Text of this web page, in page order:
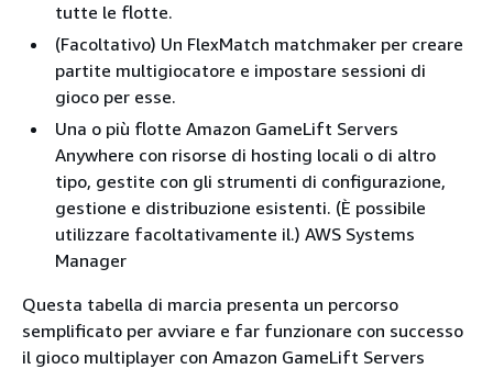
tutte le flotte.
(Facoltativo) Un FlexMatch matchmaker per creare
partite multigiocatore e impostare sessioni di
gioco per esse.
Una o più flotte Amazon GameLift Servers
Anywhere con risorse di hosting locali o di altro
tipo, gestite con gli strumenti di configurazione,
gestione e distribuzione esistenti. (È possibile
utilizzare facoltativamente il.) AWS Systems
Manager
Questa tabella di marcia presenta un percorso
semplificato per avviare e far funzionare con successo
il gioco multiplayer con Amazon GameLift Servers